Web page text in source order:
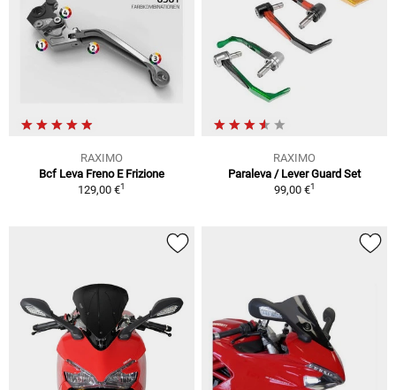
RAXIMO
Bcf Leva Freno E Frizione
129,00 €1
RAXIMO
Paraleva / Lever Guard Set
99,00 €1